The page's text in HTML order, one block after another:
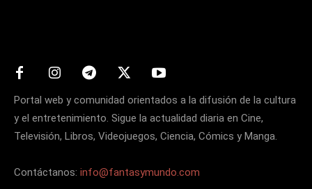
Portal web y comunidad orientados a la difusión de la cultura
y el entretenimiento. Sigue la actualidad diaria en Cine,
Televisión, Libros, Videojuegos, Ciencia, Cómics y Manga.
Contáctanos: info@fantasymundo.com